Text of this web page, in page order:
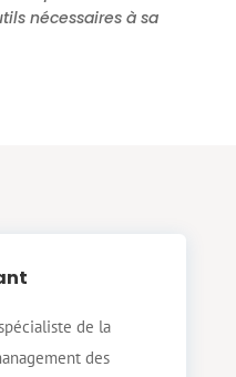
nécessaires à sa
de la
des